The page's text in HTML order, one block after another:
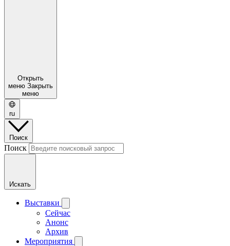
Открыть
меню Закрыть
меню
ru
Поиск
Поиск
Искать
Выставки
Сейчас
Анонс
Архив
Мероприятия